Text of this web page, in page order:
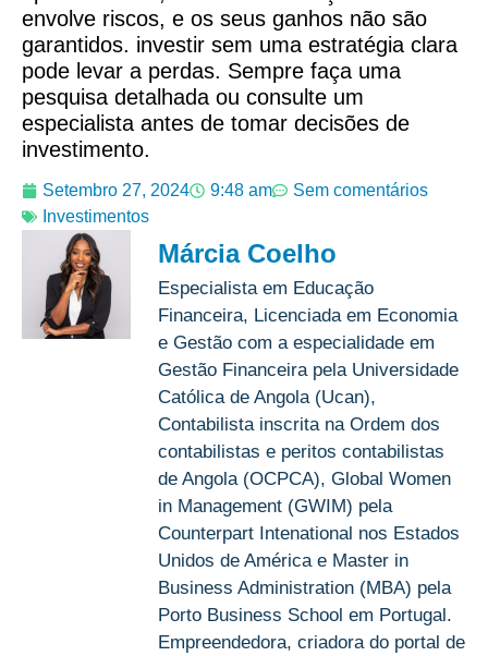
envolve riscos, e os seus ganhos não são
garantidos. investir sem uma estratégia clara
pode levar a perdas. Sempre faça uma
pesquisa detalhada ou consulte um
especialista antes de tomar decisões de
investimento.
Setembro 27, 2024 9:48 am
Sem comentários
Investimentos
Márcia Coelho
Especialista em Educação
Financeira, Licenciada em Economia
e Gestão com a especialidade em
Gestão Financeira pela Universidade
Católica de Angola (Ucan),
Contabilista inscrita na Ordem dos
contabilistas e peritos contabilistas
de Angola (OCPCA), Global Women
in Management (GWIM) pela
Counterpart Intenational nos Estados
Unidos de América e Master in
Business Administration (MBA) pela
Porto Business School em Portugal.
Empreendedora, criadora do portal de